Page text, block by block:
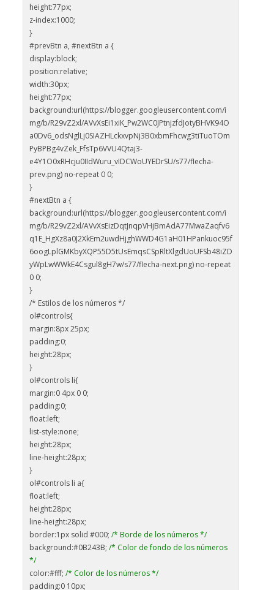
height:77px;
z-index:1000;
}
#prevBtn a, #nextBtn a {
display:block;
position:relative;
width:30px;
height:77px;
background:url(https://blogger.googleusercontent.com/i
mg/b/R29vZ2xl/AVvXsEi1xiK_Pw2WC0JPtnjzfdJotyBHVK94O
a0Dv6_odsNglLj0SIAZHLckxvpNj3B0xbmFhcwg3tiTuoTOm
PyBPBg4vZek_FfsTp6VVU4Qtaj3-
e4Y1O0xRHcju0IIdWuru_vIDCWoUYEDrSU/s77/flecha-
prev.png) no-repeat 0 0;
}
#nextBtn a {
background:url(https://blogger.googleusercontent.com/i
mg/b/R29vZ2xl/AVvXsEizDqtJnqpVHjBmAdA77MwaZaqfv6
q1E_HgXz8a0J2XkEm2uwdHjghWWD4G1aH01HPankuoc95f
6oogLplGMKbyXQP55D5tUsEmqsCSpRltXlgdUoUFSb48iZD
yWpLwWWkE4Csgul8gH7w/s77/flecha-next.png) no-repeat
0 0;
}
/* Estilos de los números */
ol#controls{
margin:8px 25px;
padding:0;
height:28px;
}
ol#controls li{
margin:0 4px 0 0;
padding:0;
float:left;
list-style:none;
height:28px;
line-height:28px;
}
ol#controls li a{
float:left;
height:28px;
line-height:28px;
border:1px solid #000; /* Borde de los números */
background:#0B243B; /* Color de fondo de los números
*/
color:#fff; /* Color de los números */
padding:0 10px;